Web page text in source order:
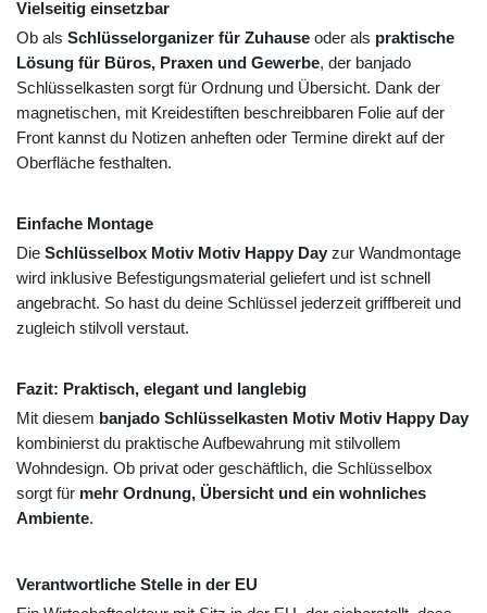
Vielseitig einsetzbar
Ob als Schlüsselorganizer für Zuhause oder als praktische
Lösung für Büros, Praxen und Gewerbe, der banjado
Schlüsselkasten sorgt für Ordnung und Übersicht. Dank der
magnetischen, mit Kreidestiften beschreibbaren Folie auf der
Front kannst du Notizen anheften oder Termine direkt auf der
Oberfläche festhalten.
Einfache Montage
Die Schlüsselbox Motiv Motiv Happy Day zur Wandmontage
wird inklusive Befestigungsmaterial geliefert und ist schnell
angebracht. So hast du deine Schlüssel jederzeit griffbereit und
zugleich stilvoll verstaut.
Fazit: Praktisch, elegant und langlebig
Mit diesem banjado Schlüsselkasten Motiv Motiv Happy Day
kombinierst du praktische Aufbewahrung mit stilvollem
Wohndesign. Ob privat oder geschäftlich, die Schlüsselbox
sorgt für mehr Ordnung, Übersicht und ein wohnliches
Ambiente.
Verantwortliche Stelle in der EU